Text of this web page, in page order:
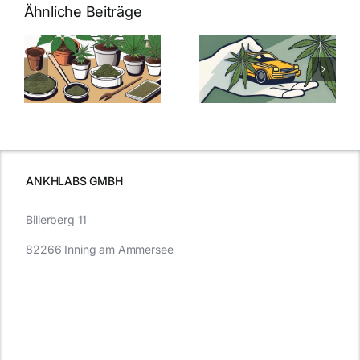
Ähnliche Beiträge
Neue THC-
Grenzwert-
Regelung:
Was Sie über
Cannabis und
müssen
Cannabis
Samen
kaufen: Alles
was Sie
ANKHLABS GMBH
Billerberg 11
82266 Inning am Ammersee